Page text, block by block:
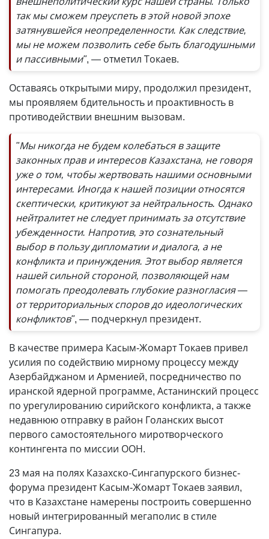
так мы сможем преуспеть в этой новой эпохе
затянувшейся неопределенности. Как следствие,
мы не можем позволить себе быть благодушными
и пассивными", — отметил Токаев.
Оставаясь открытыми миру, продолжил президент,
мы проявляем бдительность и проактивность в
противодействии внешним вызовам.
"Мы никогда не будем колебаться в защите
законных прав и интересов Казахстана, не говоря
уже о том, чтобы жертвовать нашими основными
интересами. Иногда к нашей позиции относятся
скептически, критикуют за нейтральность. Однако
нейтралитет не следует принимать за отсутствие
убежденности. Напротив, это сознательный
выбор в пользу дипломатии и диалога, а не
конфликта и принуждения. Этот выбор является
нашей сильной стороной, позволяющей нам
помогать преодолевать глубокие разногласия —
от территориальных споров до идеологических
конфликтов", — подчеркнул президент.
В качестве примера Касым-Жомарт Токаев привел
усилия по содействию мирному процессу между
Азербайджаном и Арменией, посредничество по
иранской ядерной программе, Астанинский процесс
по урегулированию сирийского конфликта, а также
недавнюю отправку в район Голанских высот
первого самостоятельного миротворческого
контингента по миссии ООН.
23 мая на полях Казахско-Сингапурского бизнес-
форума президент Касым-Жомарт Токаев заявил,
что в Казахстане намерены построить совершенно
новый интегрированный мегаполис в стиле
Сингапура.